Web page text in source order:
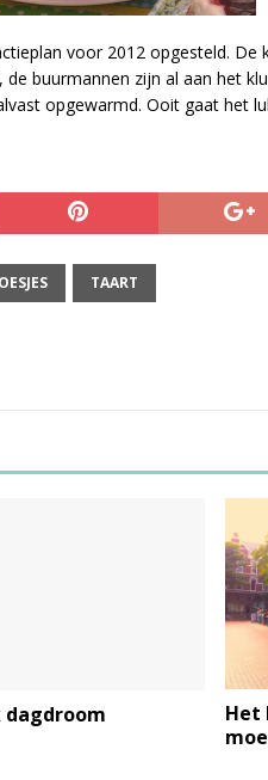
voor 2012 opgesteld. De
buurmannen zijn al aan het
opgewarmd. Ooit gaat het
TAART
dagdroom
Het